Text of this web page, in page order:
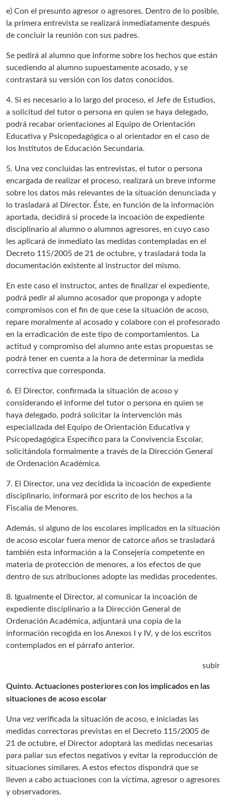
e) Con el presunto agresor o agresores. Dentro de lo posible,
la primera entrevista se realizará inmediatamente después
de concluir la reunión con sus padres.
Se pedirá al alumno que informe sobre los hechos que están
sucediendo al alumno supuestamente acosado, y se
contrastará su versión con los datos conocidos.
4. Si es necesario a lo largo del proceso, el Jefe de Estudios,
a solicitud del tutor o persona en quien se haya delegado,
podrá recabar orientaciones al Equipo de Orientación
Educativa y Psicopedagógica o al orientador en el caso de
los Institutos de Educación Secundaria.
5. Una vez concluidas las entrevistas, el tutor o persona
encargada de realizar el proceso, realizará un breve informe
sobre los datos más relevantes de la situación denunciada y
lo trasladará al Director. Éste, en función de la información
aportada, decidirá si procede la incoación de expediente
disciplinario al alumno o alumnos agresores, en cuyo caso
les aplicará de inmediato las medidas contempladas en el
Decreto 115/2005 de 21 de octubre, y trasladará toda la
documentación existente al instructor del mismo.
En este caso el instructor, antes de finalizar el expediente,
podrá pedir al alumno acosador que proponga y adopte
compromisos con el fin de que cese la situación de acoso,
repare moralmente al acosado y colabore con el profesorado
en la erradicación de este tipo de comportamientos. La
actitud y compromiso del alumno ante estas propuestas se
podrá tener en cuenta a la hora de determinar la medida
correctiva que corresponda.
6. El Director, confirmada la situación de acoso y
considerando el informe del tutor o persona en quien se
haya delegado, podrá solicitar la intervención más
especializada del Equipo de Orientación Educativa y
Psicopedagógica Específico para la Convivencia Escolar,
solicitándola formalmente a través de la Dirección General
de Ordenación Académica.
7. El Director, una vez decidida la incoación de expediente
disciplinario, informará por escrito de los hechos a la
Fiscalía de Menores.
Además, si alguno de los escolares implicados en la situación
de acoso escolar fuera menor de catorce años se trasladará
también esta información a la Consejería competente en
materia de protección de menores, a los efectos de que
dentro de sus atribuciones adopte las medidas procedentes.
8. Igualmente el Director, al comunicar la incoación de
expediente disciplinario a la Dirección General de
Ordenación Académica, adjuntará una copia de la
información recogida en los Anexos I y IV, y de los escritos
contemplados en el párrafo anterior.
subir
Quinto. Actuaciones posteriores con los implicados en las
situaciones de acoso escolar
Una vez verificada la situación de acoso, e iniciadas las
medidas correctoras previstas en el Decreto 115/2005 de
21 de octubre, el Director adoptará las medidas necesarias
para paliar sus efectos negativos y evitar la reproducción de
situaciones similares. A estos efectos dispondrá que se
lleven a cabo actuaciones con la víctima, agresor o agresores
y observadores.